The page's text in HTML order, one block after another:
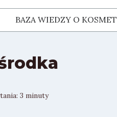
BAZA WIEDZY O
3 minuty